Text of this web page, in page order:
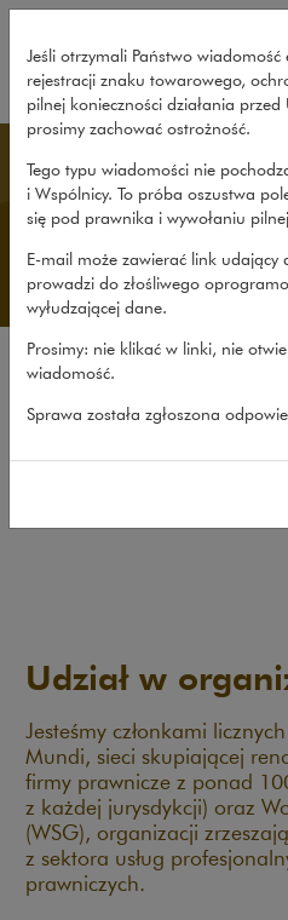
Udział w
O nas
Udział w
Jesteśmy członkami
Mundi, sieci skupiającej
firmy prawnicze z ponad
z każdej jurysdykcji) oraz
(WSG), organizacji
z sektora usług
prawniczych.
Jeśli otrzymali Państwo wiadomość
rejestracji znaku towarowego,
pilnej konieczności działania przed
prosimy zachować ostrożność.
Tego typu wiadomości nie
i Wspólnicy. To próba oszustwa
się pod prawnika i wywołaniu
E-mail może zawierać link udający
prowadzi do złośliwego
wyłudzającej dane.
Prosimy: nie klikać w linki, nie
wiadomość.
Sprawa została zgłoszona